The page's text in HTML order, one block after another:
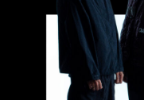
VVV